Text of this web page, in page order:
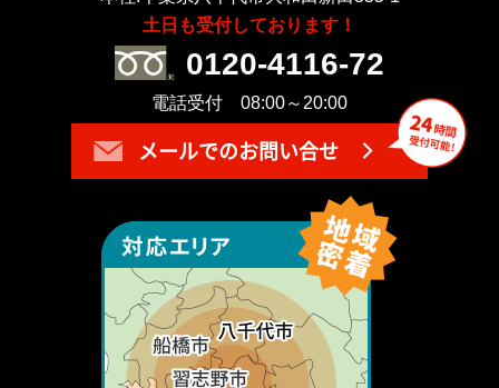
土日も受付しております！
0120-4116-72
電話受付 08:00～20:00
メールでのお問い合せ